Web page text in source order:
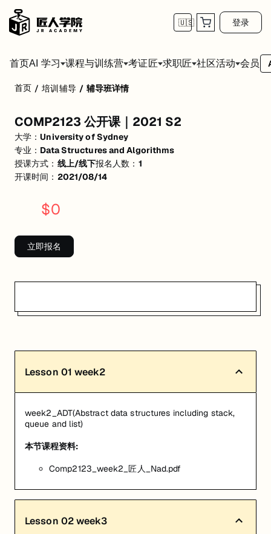
🇺🇸 登录
首页AI 学习 课程与训练营 考证匠 求职匠 社区活动 会员
活动形式: 线上/线下
开始日期: 2021/8/14
已有 1 名同学报名参加
Data Structures and Algorithms
匠人学院提供高质量的IT培训课程和Workshop，帮助学员掌握实用技能
首页 / 培训辅导 / 辅导班详情
COMP2123 公开课｜2021 S2
大学：University of Sydney
专业： Data Structures and Algorithms
授课方式： 线上/线下报名人数： 1
开课时间： 2021/08/14
$0
立即报名
Lesson 01 week2
week2_ADT(Abstract data structures including stack,
queue and list)
本节课程资料:
Comp2123_week2_匠人_Nad.pdf
Lesson 02week3